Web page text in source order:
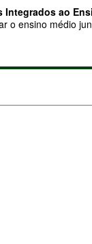
ao
o ensino médio